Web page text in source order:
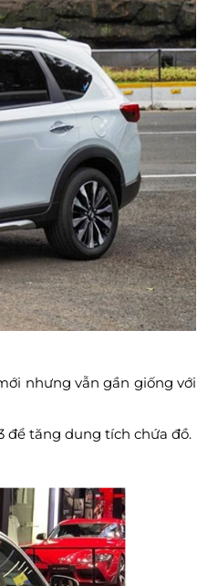
nhưng vẫn gần giống với
để tăng dung tích chứa đồ.